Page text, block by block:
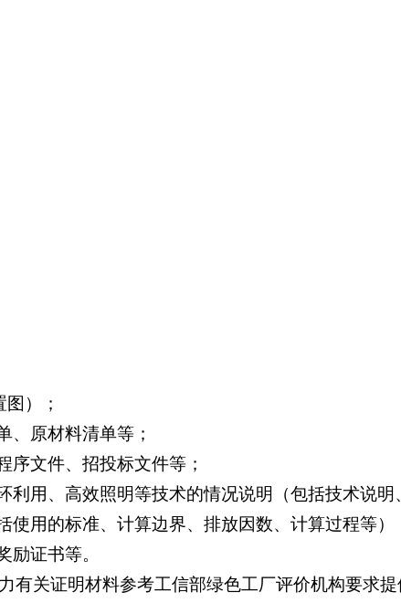
）；
、原材料清单等；
序文件、招投标文件等；
用、高效照明等技术的情况说明（包括技术说明
用的标准、计算边界、排放因数、计算过程等）
励证书等。
关证明材料参考工信部绿色工厂评价机构要求提